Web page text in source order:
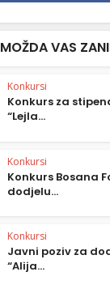
MOŽDA VAS
Konkursi
Konkurs za
“Lejla...
Konkursi
Konkurs Bosana
dodjelu...
Konkursi
Javni poziv za
“Alija...